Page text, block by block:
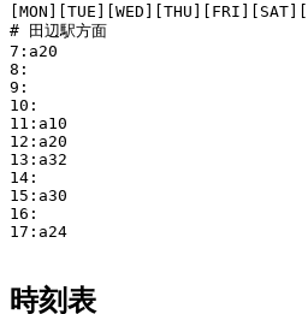
# 田辺駅方面
7:a20
8:
9:
10:
11:a10
12:a20
13:a32
14:
15:a30
16:
17:a24
時刻表